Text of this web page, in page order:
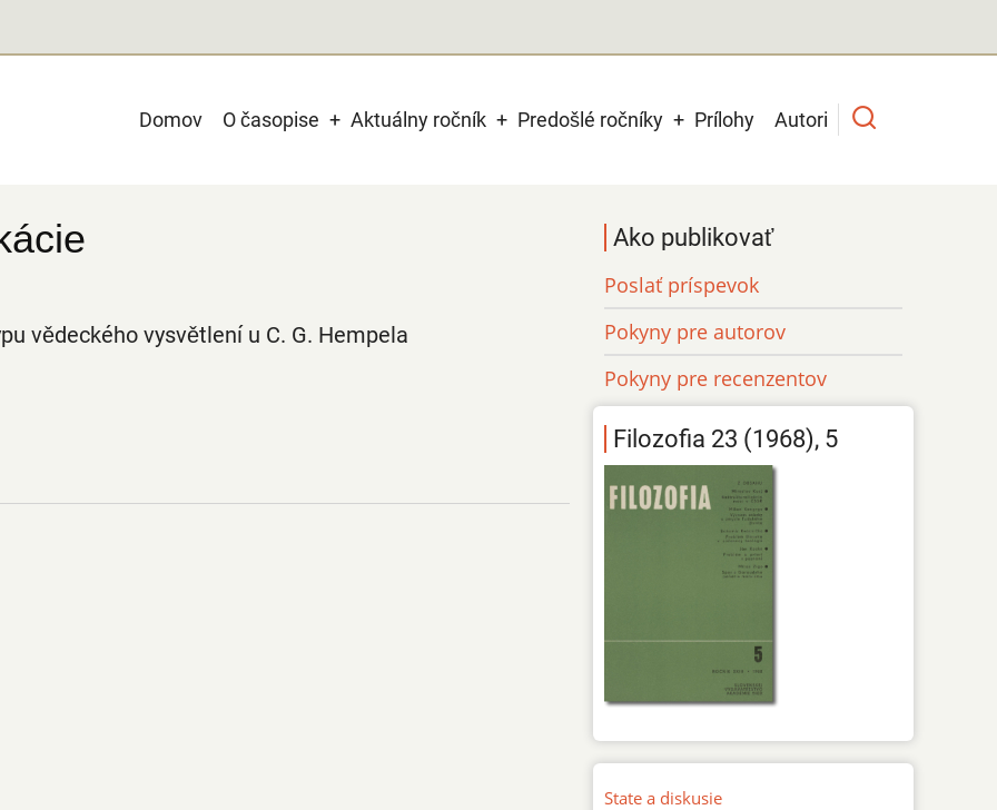
Main
Domov O časopise Aktuálny ročník Predošlé ročníky Prílohy Autori
vědeckého vysvětlení u C. G. Hempela
Ako publikovať
Poslať príspevok
Pokyny pre autorov
Pokyny pre recenzentov
Filozofia 23 (1968), 5
State a diskusie